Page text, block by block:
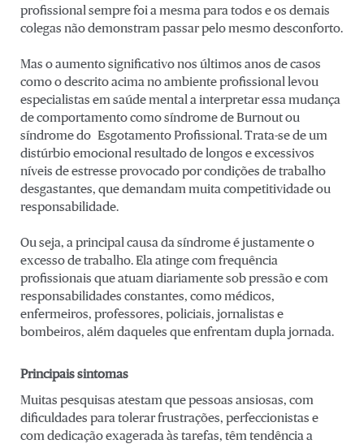
profissional sempre foi a mesma para todos e os demais
colegas não demonstram passar pelo mesmo desconforto.
Mas o aumento significativo nos últimos anos de casos
como o descrito acima no ambiente profissional levou
especialistas em saúde mental a interpretar essa mudança
de comportamento como síndrome de Burnout ou
síndrome do Esgotamento Profissional. Trata-se de um
distúrbio emocional resultado de longos e excessivos
níveis de estresse provocado por condições de trabalho
desgastantes, que demandam muita competitividade ou
responsabilidade.
Ou seja, a principal causa da síndrome é justamente o
excesso de trabalho. Ela atinge com frequência
profissionais que atuam diariamente sob pressão e com
responsabilidades constantes, como médicos,
enfermeiros, professores, policiais, jornalistas e
bombeiros, além daqueles que enfrentam dupla jornada.
Principais sintomas
Muitas pesquisas atestam que pessoas ansiosas, com
dificuldades para tolerar frustrações, perfeccionistas e
com dedicação exagerada às tarefas, têm tendência a